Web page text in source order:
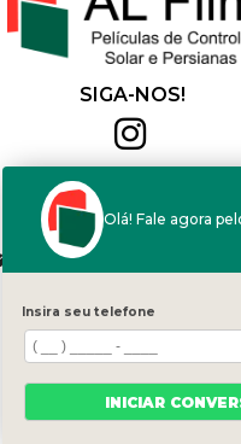
SIGA-NOS!
(11) 2564-4684
(11) 94168-2041
MENU
HOME
QUEM SOMOS
SERVIÇOS
BLOG
Olá! Fale agora
Insira seu telefone
INICIAR